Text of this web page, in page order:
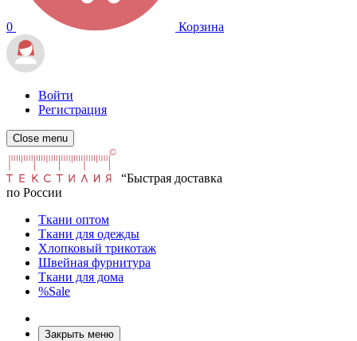
0 Корзина
Войти
Регистрация
Close menu
“Быстрая доставка
по России
Ткани оптом
Ткани для одежды
Хлопковый трикотаж
Швейная фурнитура
Ткани для дома
%Sale
Закрыть меню